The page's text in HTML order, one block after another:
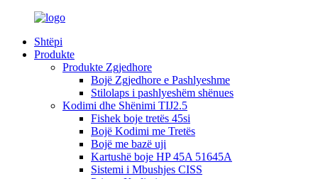
Shtëpi
Produkte
Produkte Zgjedhore
Bojë Zgjedhore e Pashlyeshme
Stilolaps i pashlyeshëm shënues
Kodimi dhe Shënimi TIJ2.5
Fishek boje tretës 45si
Bojë Kodimi me Tretës
Bojë me bazë uji
Kartushë boje HP 45A 51645A
Sistemi i Mbushjes CISS